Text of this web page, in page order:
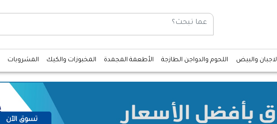
والبيض اللحوم والدواجن الطازجة الأطعمة المجمدة المخبوزات والكيك المشروبات
تسوق الآن